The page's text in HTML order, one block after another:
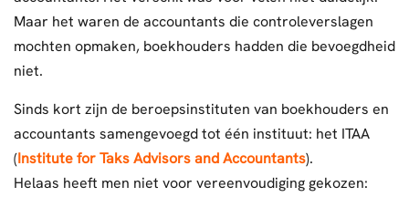
Maar het waren de accountants die controleverslagen
mochten opmaken, boekhouders hadden die bevoegdheid
niet.
Sinds kort zijn de beroepsinstituten van boekhouders en
accountants samengevoegd tot één instituut: het ITAA
(Institute for Taks Advisors and Accountants).
Helaas heeft men niet voor vereenvoudiging gekozen: